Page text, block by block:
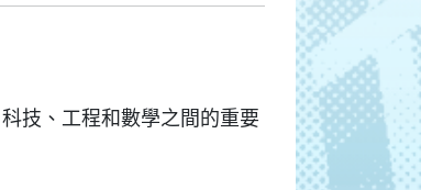
技、工程和數學之間的重要